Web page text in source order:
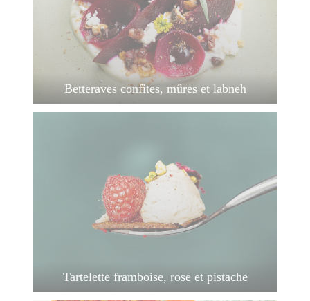
Betteraves confites, mûres et labneh
Tartelette framboise, rose et pistache